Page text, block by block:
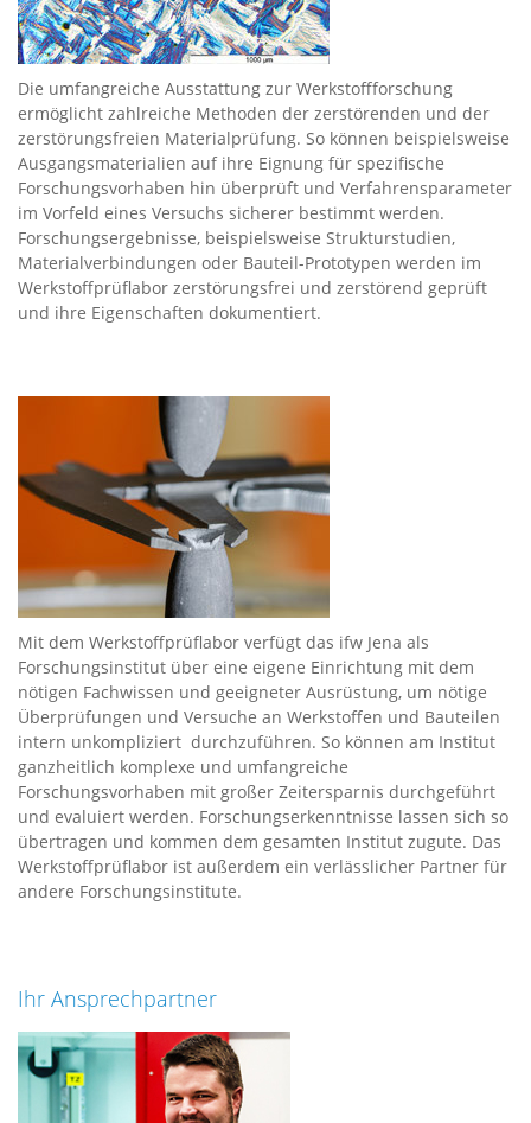
Die umfangreiche Ausstattung zur Werkstoffforschung
ermöglicht zahlreiche Methoden der zerstörenden und der
zerstörungsfreien Materialprüfung. So können beispielsweise
Ausgangsmaterialien auf ihre Eignung für spezifische
Forschungsvorhaben hin überprüft und Verfahrensparameter
im Vorfeld eines Versuchs sicherer bestimmt werden.
Forschungsergebnisse, beispielsweise Strukturstudien,
Materialverbindungen oder Bauteil-Prototypen werden im
Werkstoffprüflabor zerstörungsfrei und zerstörend geprüft
und ihre Eigenschaften dokumentiert.
Mit dem Werkstoffprüflabor verfügt das ifw Jena als
Forschungsinstitut über eine eigene Einrichtung mit dem
nötigen Fachwissen und geeigneter Ausrüstung, um nötige
Überprüfungen und Versuche an Werkstoffen und Bauteilen
intern unkompliziert durchzuführen. So können am Institut
ganzheitlich komplexe und umfangreiche
Forschungsvorhaben mit großer Zeitersparnis durchgeführt
und evaluiert werden. Forschungserkenntnisse lassen sich so
übertragen und kommen dem gesamten Institut zugute. Das
Werkstoffprüflabor ist außerdem ein verlässlicher Partner für
andere Forschungsinstitute.
Ihr Ansprechpartner